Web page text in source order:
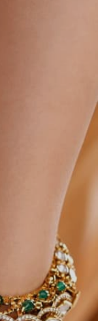
पिंक, ग्रीन,